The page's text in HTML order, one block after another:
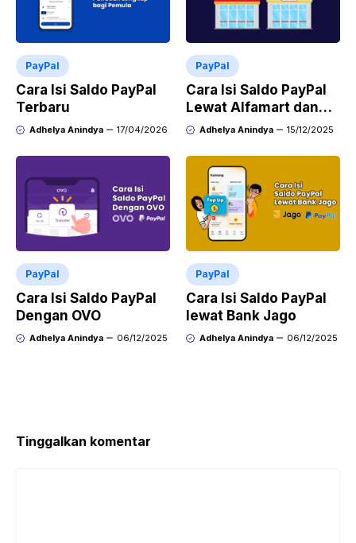
PayPal
Cara Isi Saldo PayPal
Terbaru
Adhelya Anindya 17/04/2026
PayPal
Cara Isi Saldo PayPal
Lewat Alfamart dan
Indomaret
Adhelya Anindya 15/12/2025
PayPal
Cara Isi Saldo PayPal
Dengan OVO
Adhelya Anindya 06/12/2025
PayPal
Cara Isi Saldo PayPal
lewat Bank Jago
Adhelya Anindya 06/12/2025
Tinggalkan komentar